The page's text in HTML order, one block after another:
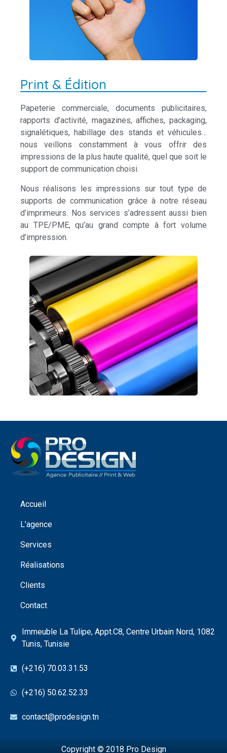
Print & Édition
Papeterie commerciale, documents publicitaires,
rapports d’activité, magazines, affiches, packaging,
signalétiques, habillage des stands et véhicules…
nous veillons constamment à vous offrir des
impressions de la plus haute qualité, quel que soit le
support de communication choisi.
Nous réalisons les impressions sur tout type de
supports de communication grâce à notre réseau
d’imprimeurs. Nos services s’adressent aussi bien
au TPE/PME, qu’au grand compte à fort volume
d’impression.
Accueil
L’agence
Services
Réalisations
Clients
Contact
Immeuble La Tulipe, Appt.C8, Centre Urbain Nord, 1082
Tunis, Tunisie
(+216) 70.03.31.53
(+216) 50.62.52.33
contact@prodesign.tn
Copyright © 2018 Pro Design